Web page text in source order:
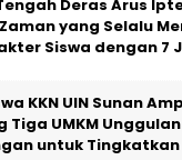
Deras Arus
yang Selalu
Siswa dengan 7
KKN UIN Sunan
Tiga UMKM
untuk Tingkatkan